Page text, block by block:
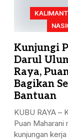
Kunjungi
Darul
Raya,
Bagikan
Bantuan
KUBU RAYA –
Puan Maharani
kunjungan